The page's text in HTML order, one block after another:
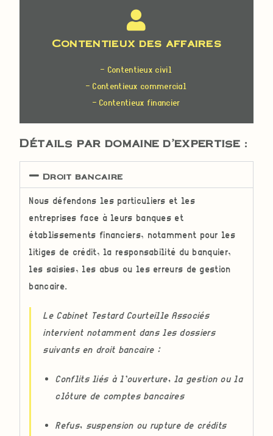
Contentieux des affaires
- Contentieux civil
- Contentieux commercial
- Contentieux financier
Détails par domaine d'expertise :
Droit bancaire
Nous défendons les particuliers et les
entreprises face à leurs banques et
établissements financiers, notamment pour les
litiges de crédit, la responsabilité du banquier,
les saisies, les abus ou les erreurs de gestion
bancaire.
Le Cabinet Testard Courteille Associés
intervient notamment dans les dossiers
suivants en droit bancaire :
Conflits liés à l’ouverture, la gestion ou la
clôture de comptes bancaires
Refus, suspension ou rupture de crédits